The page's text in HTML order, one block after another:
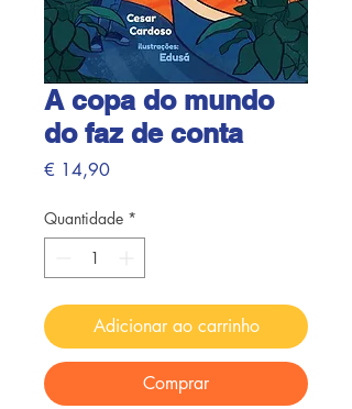
A copa do mundo
do faz de conta
€ 14,90Preço
Quantidade *
Adicionar ao carrinho
Comprar